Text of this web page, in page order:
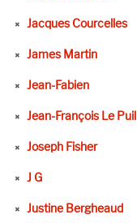
Jacques Courcelles
James Martin
Jean-Fabien
Jean-François Le Puil
Joseph Fisher
J G
Justine Bergheaud